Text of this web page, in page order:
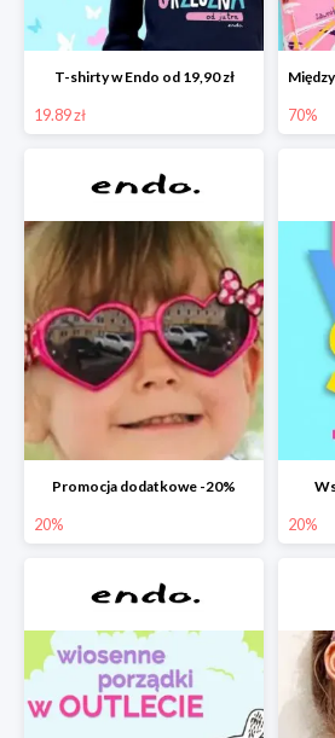
T-shirty w Endo od 19,90 zł
19.89 zł 70%
Promocja dodatkowe -20%
20% 20%